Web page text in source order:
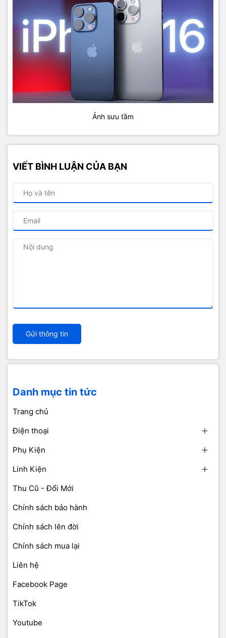
Ảnh sưu tầm
VIẾT BÌNH LUẬN CỦA BẠN
Gửi thông tin
Danh mục tin tức
Trang chủ
Điện thoại
Phụ Kiện
Linh Kiện
Thu Cũ - Đổi Mới
Chính sách bảo hành
Chính sách lên đời
Chính sách mua lại
Liên hệ
Facebook Page
TikTok
Youtube